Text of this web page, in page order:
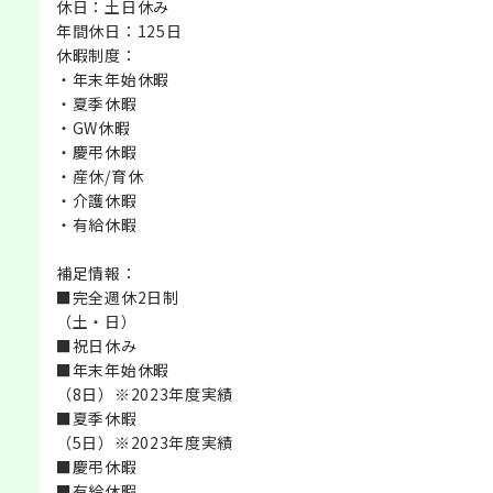
休日：土日休み
年間休日：125日
休暇制度：
・年末年始休暇
・夏季休暇
・GW休暇
・慶弔休暇
・産休/育休
・介護休暇
・有給休暇
補足情報：
■完全週休2日制
（土・日）
■祝日休み
■年末年始休暇
（8日）※2023年度実績
■夏季休暇
（5日）※2023年度実績
■慶弔休暇